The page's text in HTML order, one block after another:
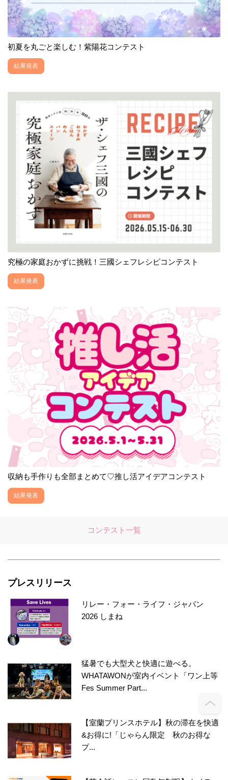
初夏を丸ごと楽しむ！紫陽花コンテスト
結果発表
究極の家庭おかずに挑戦！三國シェフレシピコンテスト
結果発表
収納も手作りも全部まとめて♡推し活アイデアコンテスト
結果発表
コンテスト一覧
プレスリリース
リレー・フォー・ライフ・ジャパン
2026 しまね
猛暑でも大型犬と快適に遊べる。
WHATAWONが室内イベント「ワン上等
Fes Summer Part...
【室蘭プリンスホテル】秋の滞在を快適
&お得に!「じゃらん限定 秋のお得な
プ...